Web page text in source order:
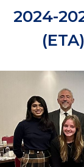
2024-